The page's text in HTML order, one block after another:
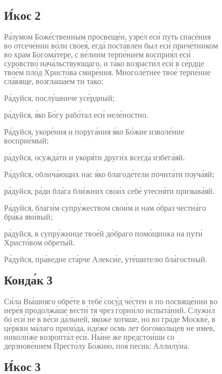
И́кос 2
Ра́зумом Боже́ственным просвеще́н, узре́л еси́ путь спасе́ния
во отсече́нии во́ли своея́, егда́ поста́влен был еси́ приче́тником
во храм Богома́тере, с ве́лиим терпе́нием восприя́л еси́
суровство́ нача́льствующаго, и та́ко возрасти́л еси́ в се́рдце
твое́м пло́д Христо́ва смире́ния. Многоле́тнее твое́ терпе́ние
сла́вяще, возглаша́ем ти та́ко:
Ра́дуйся, послу́шниче усе́рдный;
ра́дуйся, я́ко Бо́гу рабо́тал еси́ неле́ностно.
Ра́дуйся, укоре́ния и поруга́ния я́ко Бо́жие изволе́ние
восприе́мый;
ра́дуйся, осужда́ти и укоря́ти други́х всегда́ избега́яй.
Ра́дуйся, облича́ющих нас я́ко благоде́тели почита́ти поуча́яй;
ра́дуйся, ра́ди бла́га бли́жних свои́х себе́ утесня́ти призыва́яй.
Ра́дуйся, благи́м супру́жеством свои́м и нам о́браз честна́го
бра́ка яви́вый;
ра́дуйся, в супру́жнице твое́й до́браго помо́щника на пути́
Христо́вом обреты́й.
Ра́дуйся, пра́ведне ста́рче Алекси́е, уте́шителю бла́гостный.
Конда́к 3
Си́ла Вы́шняго обре́те в тебе́ сосу́д че́стен и по посвяще́нии во
иере́я продолжа́ше вести́ тя чрез горни́ло испыта́ний. Служи́л
бо еси́ не в ве́си да́льней, я́коже хотя́ше, но во гра́де Москве́, в
це́ркви ма́лаго прихо́да, иде́же осмь лет богомо́льцев не име́в,
николи́же возропта́л еси́. Ны́не же предстои́ши со
дерзнове́нием Престо́лу Бо́жию, поя́ песнь: Аллилу́иа.
И́кос 3